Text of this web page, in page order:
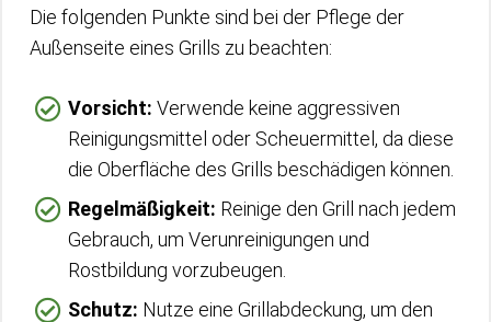
Die folgenden Punkte sind bei der Pflege der
Außenseite eines Grills zu beachten:
Vorsicht: Verwende keine aggressiven
Reinigungsmittel oder Scheuermittel, da diese
die Oberfläche des Grills beschädigen können.
Regelmäßigkeit: Reinige den Grill nach jedem
Gebrauch, um Verunreinigungen und
Rostbildung vorzubeugen.
Schutz: Nutze eine Grillabdeckung, um den